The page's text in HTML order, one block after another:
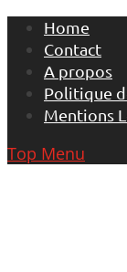
Skip
content
Home
Contact
A propos
Politique
Mentions
Top Menu